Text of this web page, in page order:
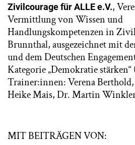
Zivilcourage für ALLE e.V.,
Vermittlung von Wissen und
Handlungskompetenzen in
Brunnthal, ausgezeichnet mit
und dem Deutschen
Kategorie „Demokratie stärken“
Trainer:innen: Verena
Heike Mais, Dr. Martin
MIT BEITRÄGEN VON: